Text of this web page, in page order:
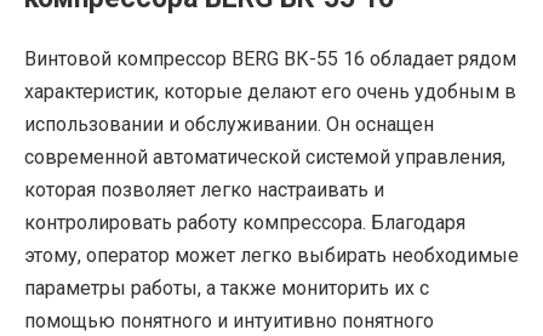
Винтовой компрессор BERG ВК-55 16 обладает рядом
характеристик, которые делают его очень удобным в
использовании и обслуживании. Он оснащен
современной автоматической системой управления,
которая позволяет легко настраивать и
контролировать работу компрессора. Благодаря
этому, оператор может легко выбирать необходимые
параметры работы, а также мониторить их с
помощью понятного и интуитивно понятного